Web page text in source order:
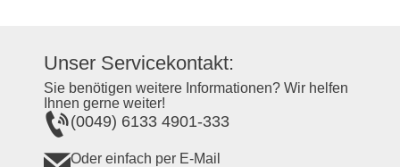
Unser Servicekontakt:
Sie benötigen weitere Informationen? Wir helfen
Ihnen gerne weiter!
(0049) 6133 4901-333
Oder einfach per E-Mail